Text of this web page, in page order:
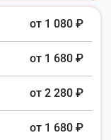
от 1 080 ₽
от 1 680 ₽
от 2 280 ₽
от 1 680 ₽